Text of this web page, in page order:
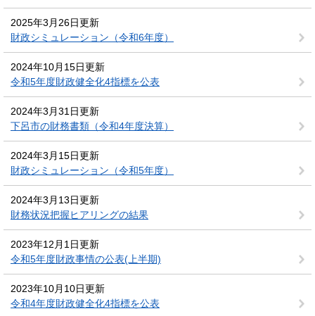
2025年3月26日更新
財政シミュレーション（令和6年度）
2024年10月15日更新
令和5年度財政健全化4指標を公表
2024年3月31日更新
下呂市の財務書類（令和4年度決算）
2024年3月15日更新
財政シミュレーション（令和5年度）
2024年3月13日更新
財務状況把握ヒアリングの結果
2023年12月1日更新
令和5年度財政事情の公表(上半期)
2023年10月10日更新
令和4年度財政健全化4指標を公表